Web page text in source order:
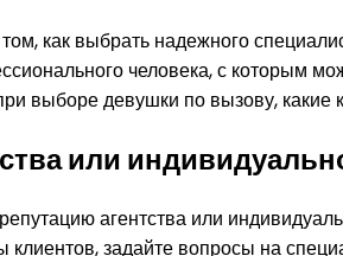
как выбрать надежного
человека, с которым
выборе девушки по вызову,
или
агентства или
клиентов, задайте вопросы на